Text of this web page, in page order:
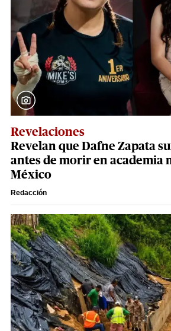
Revelaciones
Revelan que Dafne Zapata
antes de morir en academia
México
Redacción